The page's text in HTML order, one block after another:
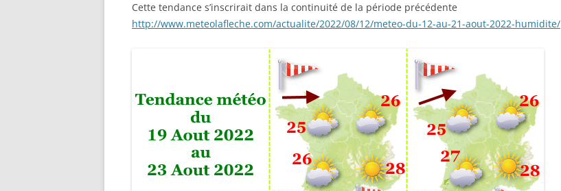
Cette tendance s’inscrirait dans la continuité de la période précédente
http://www.meteolafleche.com/actualite/2022/08/12/meteo-du-12-au-21-aout-2022-humidite/